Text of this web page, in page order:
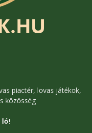
piactér, lovas játékok,
közösség
ló!